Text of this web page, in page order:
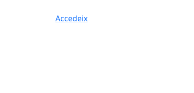
Accedeix